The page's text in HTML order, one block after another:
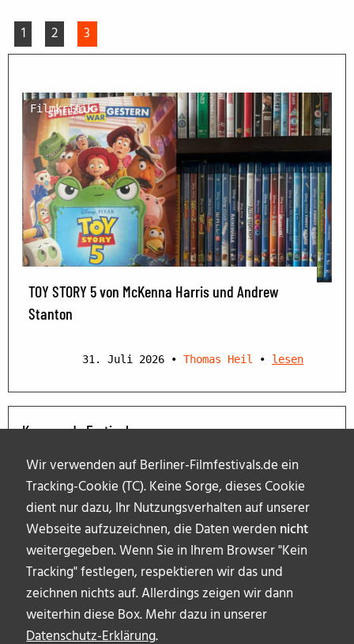
Wir verwenden auf Berliner-Filmfestivals.de ein
Tracking-Cookie (TC). Keine Sorge, dieses Cookie
dient nur dazu, Ihr Nutzungsverhalten auf unserer
Webseite aufzuzeichnen, die Daten werden nicht
weitergegeben. Wenn Sie in Ihrem Browser "Kein
Tracking" festlegen, respektieren wir das und
zeichnen nichts auf. Allerdings zeigen wir dann
weiterhin diese Box. Mehr dazu in unserer
Datenschutz-Erklärung.
1 2 3
Filmkritik
TOY STORY 5 von McKenna Harris und Andrew
Stanton
31. Juli 2026 • Thomas Heil • lesen
Kommende Festivals